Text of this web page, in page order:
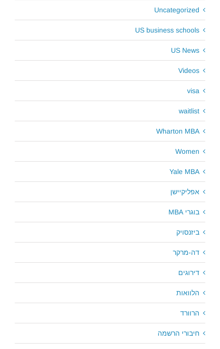
Uncategorized
US business schools
US News
Videos
visa
waitlist
Wharton MBA
Women
Yale MBA
אפליקיישן
בוגרי MBA
ביזנסויק
דה-מרקר
דירוגים
הלוואות
הרוורד
חיבורי הרשמה